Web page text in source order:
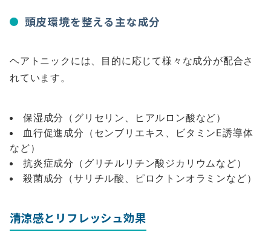
頭皮環境を整える主な成分
ヘアトニックには、目的に応じて様々な成分が配合さ
れています。
保湿成分（グリセリン、ヒアルロン酸など）
血行促進成分（センブリエキス、ビタミンE誘導体
など）
抗炎症成分（グリチルリチン酸ジカリウムなど）
殺菌成分（サリチル酸、ピロクトンオラミンなど）
清涼感とリフレッシュ効果